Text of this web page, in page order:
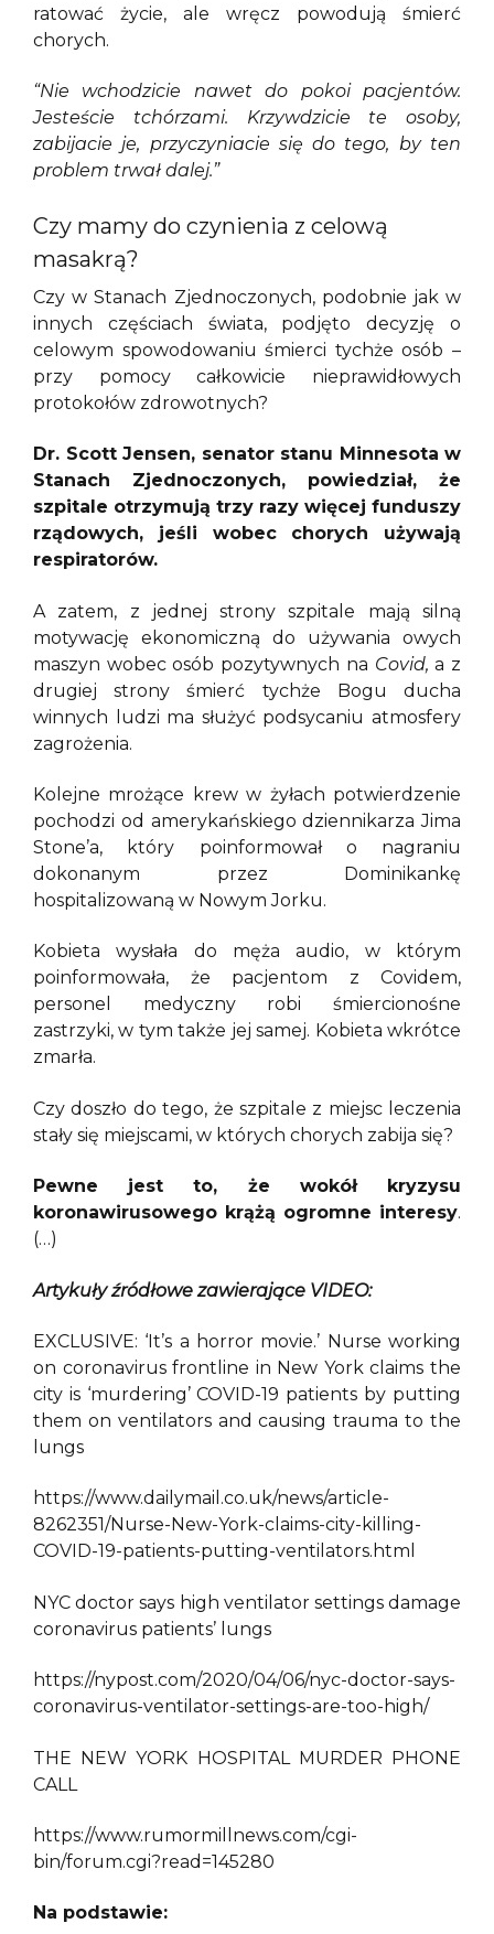
ratować życie, ale wręcz powodują śmierć
chorych.
“Nie wchodzicie nawet do pokoi pacjentów.
Jesteście tchórzami. Krzywdzicie te osoby,
zabijacie je, przyczyniacie się do tego, by ten
problem trwał dalej.”
Czy mamy do czynienia z celową
masakrą?
Czy w Stanach Zjednoczonych, podobnie jak w
innych częściach świata, podjęto decyzję o
celowym spowodowaniu śmierci tychże osób –
przy pomocy całkowicie nieprawidłowych
protokołów zdrowotnych?
Dr. Scott Jensen, senator stanu Minnesota w
Stanach Zjednoczonych, powiedział, że
szpitale otrzymują trzy razy więcej funduszy
rządowych, jeśli wobec chorych używają
respiratorów.
A zatem, z jednej strony szpitale mają silną
motywację ekonomiczną do używania owych
maszyn wobec osób pozytywnych na Covid, a z
drugiej strony śmierć tychże Bogu ducha
winnych ludzi ma służyć podsycaniu atmosfery
zagrożenia.
Kolejne mrożące krew w żyłach potwierdzenie
pochodzi od amerykańskiego dziennikarza Jima
Stone’a, który poinformował o nagraniu
dokonanym przez Dominikankę
hospitalizowaną w Nowym Jorku.
Kobieta wysłała do męża audio, w którym
poinformowała, że pacjentom z Covidem,
personel medyczny robi śmiercionośne
zastrzyki, w tym także jej samej. Kobieta wkrótce
zmarła.
Czy doszło do tego, że szpitale z miejsc leczenia
stały się miejscami, w których chorych zabija się?
Pewne jest to, że wokół kryzysu
koronawirusowego krążą ogromne interesy.
(…)
Artykuły źródłowe zawierające VIDEO:
EXCLUSIVE: ‘It’s a horror movie.’ Nurse working
on coronavirus frontline in New York claims the
city is ‘murdering’ COVID-19 patients by putting
them on ventilators and causing trauma to the
lungs
https://www.dailymail.co.uk/news/article-
8262351/Nurse-New-York-claims-city-killing-
COVID-19-patients-putting-ventilators.html
NYC doctor says high ventilator settings damage
coronavirus patients’ lungs
https://nypost.com/2020/04/06/nyc-doctor-says-
coronavirus-ventilator-settings-are-too-high/
THE NEW YORK HOSPITAL MURDER PHONE
CALL
https://www.rumormillnews.com/cgi-
bin/forum.cgi?read=145280
Na podstawie: